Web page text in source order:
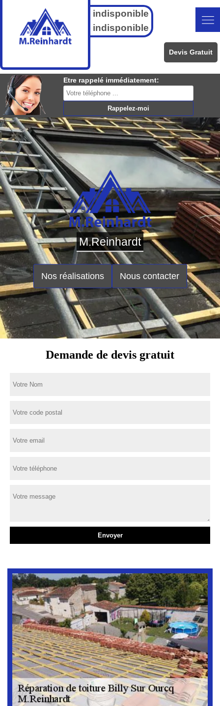
indisponible
indisponible
Devis Gratuit
Etre rappelé immédiatement:
M.Reinhardt
Nos réalisations Nous contacter
Demande de devis gratuit